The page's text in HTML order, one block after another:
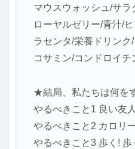
マウスウォッシュ/サ
ローヤルゼリー/青汁/
ラセンタ/栄養ドリン
コサミン/コンドロイチ
★結局、私たちは何を
やるべきこと1 良い友
やるべきこと2 カロリ
やるべきこと3 歩く! 歩